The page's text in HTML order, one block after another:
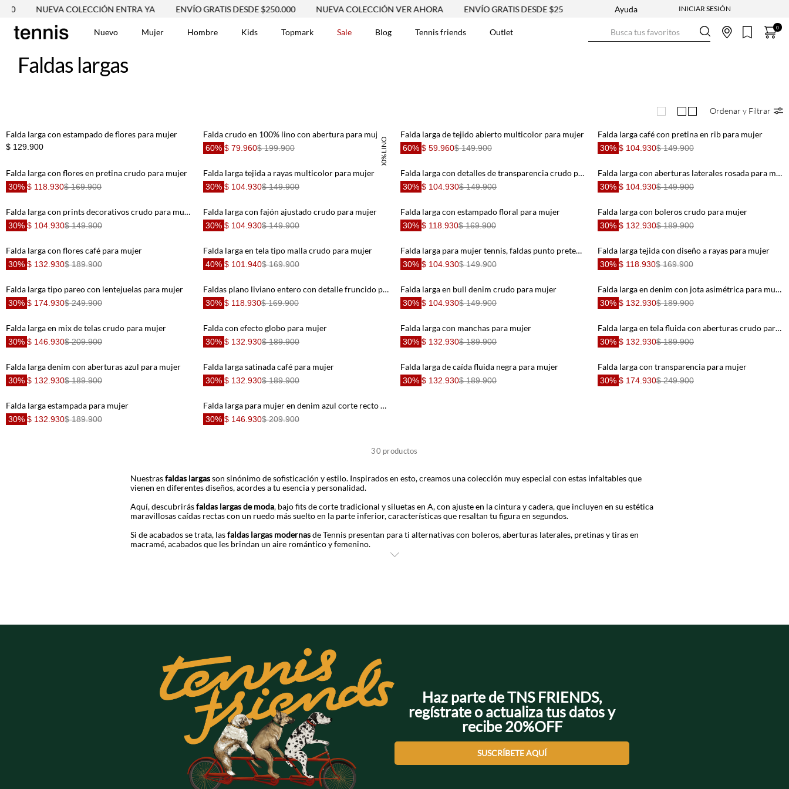
NUEVA COLECCIÓN ENTRA YA ENVÍO GRATIS DESDE $250.000 NUEVA COLECCIÓN VER AHORA ENVÍO GRATIS DESDE $250.000 NUEVA COLECCIÓN ENTRA YA
Ayuda
Nuevo Mujer Hombre Kids Topmark Sale Blog Tennis friends Outlet
Jeans Mujer
Blusas
Falda
Vestido
Camisetas Mujer
0
Faldas largas
Ordenar y Filtrar
Falda larga con estampado de flores para mujer
$ 129.900 100% LINO
Falda crudo en 100% lino con abertura para mujer
60% $ 79.960$ 199.900
Falda larga de tejido abierto multicolor para mujer
60% $ 59.960$ 149.900
Falda larga café con pretina en rib para mujer
30% $ 104.930$ 149.900
Falda larga con flores en pretina crudo para mujer
30% $ 118.930$ 169.900
Falda larga tejida a rayas multicolor para mujer
30% $ 104.930$ 149.900
Falda larga con detalles de transparencia crudo para mujer
30% $ 104.930$ 149.900
Falda larga con aberturas laterales rosada para mujer
30% $ 104.930$ 149.900
Falda larga con prints decorativos crudo para mujer
30% $ 104.930$ 149.900
Falda larga con fajón ajustado crudo para mujer
30% $ 104.930$ 149.900
Falda larga con estampado floral para mujer
30% $ 118.930$ 169.900
Falda larga con boleros crudo para mujer
30% $ 132.930$ 189.900
Falda larga con flores café para mujer
30% $ 132.930$ 189.900
Falda larga en tela tipo malla crudo para mujer
40% $ 101.940$ 169.900
Falda larga para mujer tennis, faldas punto preteñido
30% $ 104.930$ 149.900
Falda larga tejida con diseño a rayas para mujer
30% $ 118.930$ 169.900
Falda larga tipo pareo con lentejuelas para mujer
30% $ 174.930$ 249.900
Faldas plano liviano entero con detalle fruncido para mujer
30% $ 118.930$ 169.900
Falda larga en bull denim crudo para mujer
30% $ 104.930$ 149.900
Falda larga en denim con jota asimétrica para mujer
30% $ 132.930$ 189.900
Falda larga en mix de telas crudo para mujer
30% $ 146.930$ 209.900
Falda con efecto globo para mujer
30% $ 132.930$ 189.900
Falda larga con manchas para mujer
30% $ 132.930$ 189.900
Falda larga en tela fluida con aberturas crudo para mujer
30% $ 132.930$ 189.900
Falda larga denim con aberturas azul para mujer
30% $ 132.930$ 189.900
Falda larga satinada café para mujer
30% $ 132.930$ 189.900
Falda larga de caída fluida negra para mujer
30% $ 132.930$ 189.900
Falda larga con transparencia para mujer
30% $ 174.930$ 249.900
Falda larga estampada para mujer
30% $ 132.930$ 189.900
Falda larga para mujer en denim azul corte recto con abertura frontal
30% $ 146.930$ 209.900
30 productos
Nuestrasfaldas largasson sinónimo de sofisticación y estilo. Inspirados en esto, creamos una colección muy especial con estas infaltables que
vienen en diferentes diseños, acordes a tu esencia y personalidad.
Aquí, descubrirásfaldas largas de moda, bajo fits de corte tradicional y siluetas en A, con ajuste en la cintura y cadera, que incluyen en su estética
maravillosas caídas rectas con un ruedo más suelto en la parte inferior, características que resaltan tu figura en segundos.
Si de acabados se trata, lasfaldas largas modernasde Tennis presentan para ti alternativas con boleros, aberturas laterales, pretinas y tiras en
macramé, acabados que les brindan un aire romántico y femenino.
Haz parte de TNS FRIENDS,
regístrate o actualiza tus datos y
recibe 20%OFF
SUSCRÍBETE AQUÍ